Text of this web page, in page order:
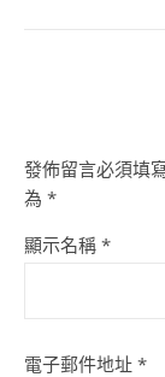
發佈留言必須填
為 *
顯示名稱 *
電子郵件地址 *